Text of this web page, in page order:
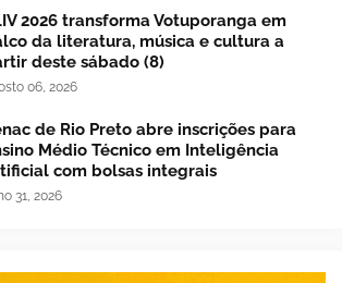
2026 transforma Votuporanga em
da literatura, música e cultura a
deste sábado (8)
06, 2026
de Rio Preto abre inscrições para
Médio Técnico em Inteligência
com bolsas integrais
31, 2026